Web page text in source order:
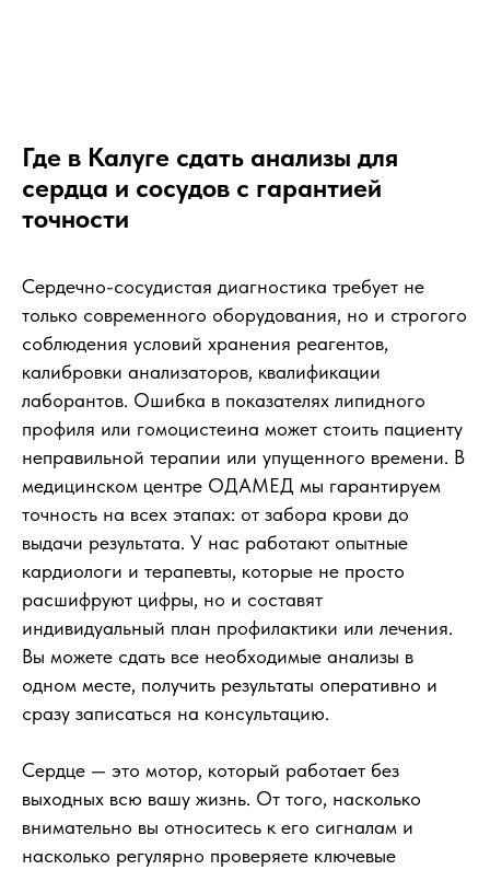
Где в Калуге сдать анализы для
сердца и сосудов с гарантией
точности
Сердечно-сосудистая диагностика требует не
только современного оборудования, но и строгого
соблюдения условий хранения реагентов,
калибровки анализаторов, квалификации
лаборантов. Ошибка в показателях липидного
профиля или гомоцистеина может стоить пациенту
неправильной терапии или упущенного времени. В
медицинском центре ОДАМЕД мы гарантируем
точность на всех этапах: от забора крови до
выдачи результата. У нас работают опытные
кардиологи и терапевты, которые не просто
расшифруют цифры, но и составят
индивидуальный план профилактики или лечения.
Вы можете сдать все необходимые анализы в
одном месте, получить результаты оперативно и
сразу записаться на консультацию.
Сердце — это мотор, который работает без
выходных всю вашу жизнь. От того, насколько
внимательно вы относитесь к его сигналам и
насколько регулярно проверяете ключевые